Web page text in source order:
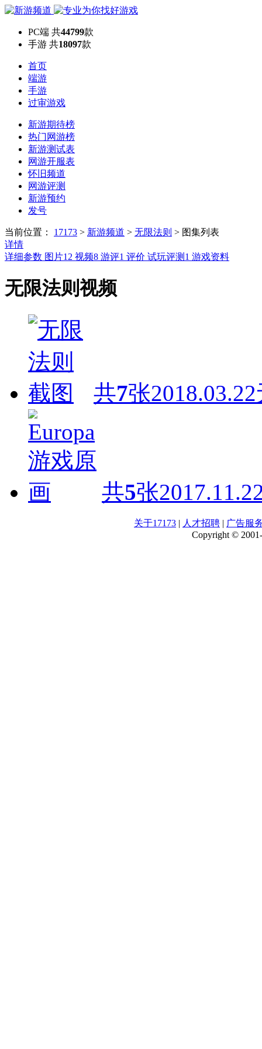
PC端 共44799款
手游 共18097款
首页
端游
手游
过审游戏
新游期待榜
热门网游榜
新游测试表
网游开服表
怀旧频道
网游评测
新游预约
发号
当前位置： 17173 > 新游频道 > 无限法则 > 图集列表
详情
详细参数 图片12 视频8 游评1 评价 试玩评测 1 游戏资料
无限法则视频
共7张2018.03.22
共5张
关于17173 | 人才招聘 | 广告服
Copyright ©